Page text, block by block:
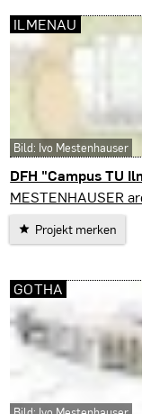
DFH "Campus TU
Ilmenau
MESTENHAUSER
Projekt merken
ILMENAU
Bild: Ivo Mestenhauser
GOTHA